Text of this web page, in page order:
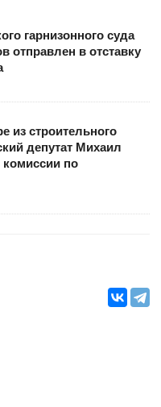
гарнизонного суда
отправлен в отставку
строительного
депутат Михаил
комиссии по